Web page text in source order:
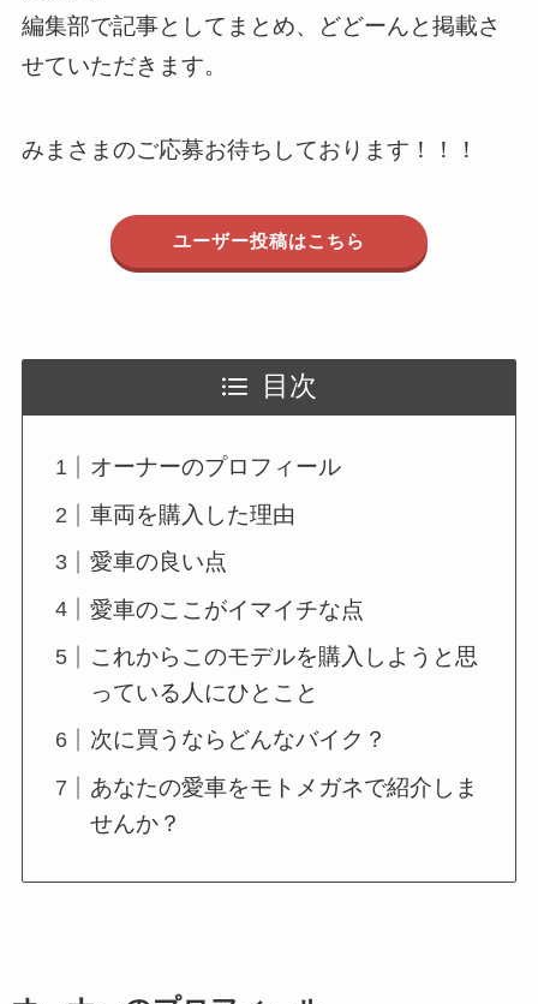
編集部で記事としてまとめ、どどーんと掲載さ
せていただきます。
みまさまのご応募お待ちしております！！！
ユーザー投稿はこちら
目次
オーナーのプロフィール
車両を購入した理由
愛車の良い点
愛車のここがイマイチな点
これからこのモデルを購入しようと思
っている人にひとこと
次に買うならどんなバイク？
あなたの愛車をモトメガネで紹介しま
せんか？